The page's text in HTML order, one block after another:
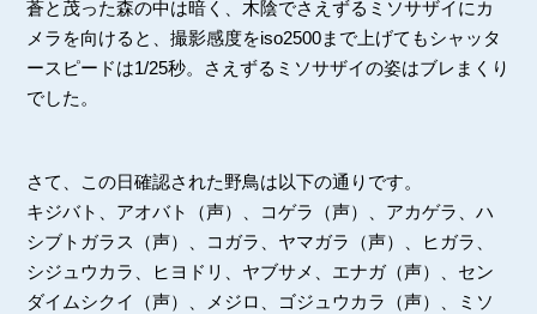
蒼と茂った森の中は暗く、木陰でさえずるミソサザイにカ
メラを向けると、撮影感度をiso2500まで上げてもシャッタ
ースピードは1/25秒。さえずるミソサザイの姿はブレまくり
でした。
さて、この日確認された野鳥は以下の通りです。
キジバト、アオバト（声）、コゲラ（声）、アカゲラ、ハ
シブトガラス（声）、コガラ、ヤマガラ（声）、ヒガラ、
シジュウカラ、ヒヨドリ、ヤブサメ、エナガ（声）、セン
ダイムシクイ（声）、メジロ、ゴジュウカラ（声）、ミソ